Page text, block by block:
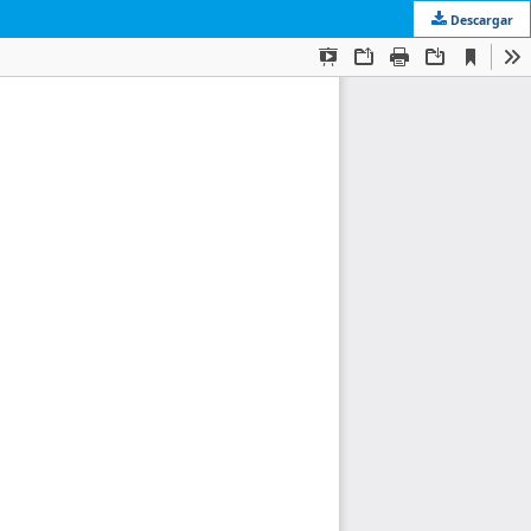
Descargar